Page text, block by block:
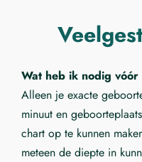
Wat heb ik nodig vóór
Alleen je exacte
minuut en
chart op te kunnen
meteen de diepte in